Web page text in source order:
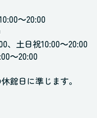
～20:00
、土日祝10:00～20:00
～20:00
館日に準じます。